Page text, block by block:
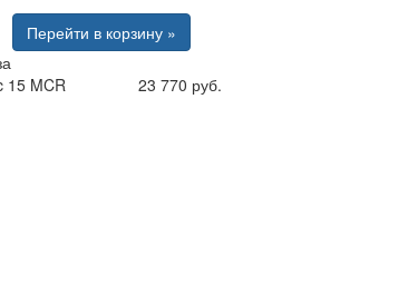
Перейти в корзину »
15 MCR
23 770 руб.